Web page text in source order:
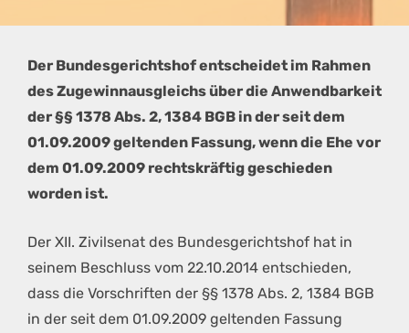
Der Bundesgerichtshof entscheidet im Rahmen
des Zugewinnausgleichs über die Anwendbarkeit
der §§ 1378 Abs. 2, 1384 BGB in der seit dem
01.09.2009 geltenden Fassung, wenn die Ehe vor
dem 01.09.2009 rechtskräftig geschieden
worden ist.
Der XII. Zivilsenat des Bundesgerichtshof hat in
seinem Beschluss vom 22.10.2014 entschieden,
dass die Vorschriften der §§ 1378 Abs. 2, 1384 BGB
in der seit dem 01.09.2009 geltenden Fassung